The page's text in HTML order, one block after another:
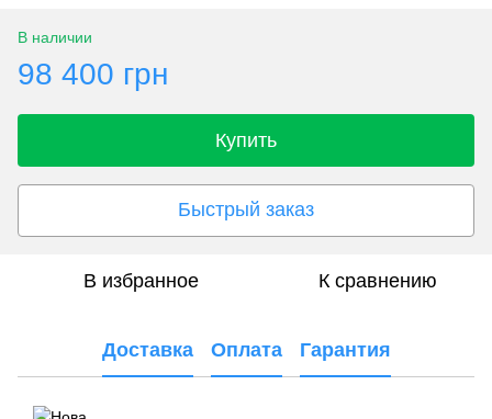
В наличии
98 400 грн
Купить
Быстрый заказ
В избранное К сравнению
Доставка Оплата Гарантия